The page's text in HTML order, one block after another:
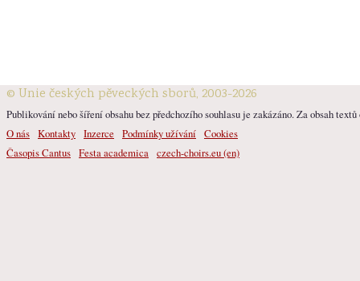
© Unie českých pěveckých sborů, 2003-2026
Publikování nebo šíření obsahu bez předchozího souhlasu je zakázáno. Za obsah
O nás Kontakty Inzerce Podmínky užívání Cookies
Časopis Cantus Festa academica czech-choirs.eu (en)